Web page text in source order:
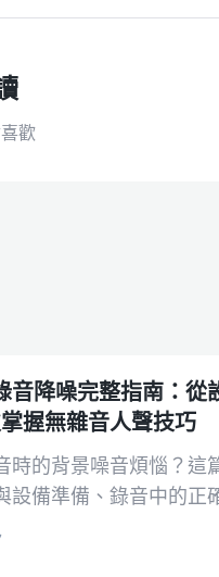
歡
音降噪完整指南：從
握無雜音人聲技巧
時的背景噪音煩惱？這
設備準備、錄音中的正